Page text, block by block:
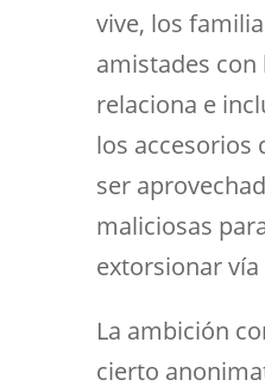
vive, los
amistades con
relaciona e
los accesorios
ser
maliciosas
extorsionar
La ambición
cierto